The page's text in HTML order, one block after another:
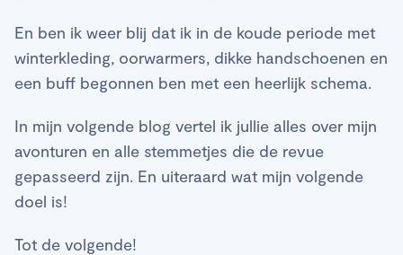
En ben ik weer blij dat ik in de koude periode met
winterkleding, oorwarmers, dikke handschoenen en
een buff begonnen ben met een heerlijk schema.
In mijn volgende blog vertel ik jullie alles over mijn
avonturen en alle stemmetjes die de revue
gepasseerd zijn. En uiteraard wat mijn volgende
doel is!
Tot de volgende!